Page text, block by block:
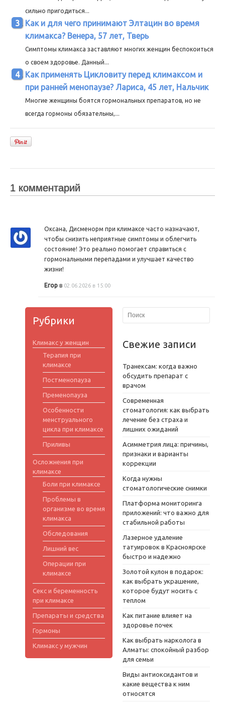
сильно пригодиться...
Как и для чего принимают Элтацин во время
климакса? Венера, 57 лет, Тверь
Симптомы климакса заставляют многих женщин беспокоиться
о своем здоровье. Данный...
Как применять Цикловиту перед климаксом и
при ранней менопаузе? Лариса, 45 лет, Нальчик
Многие женщины боятся гормональных препаратов, но не
всегда гормоны обязательны,...
1 комментарий
Оксана, Дисменорм при климаксе часто назначают,
чтобы снизить неприятные симптомы и облегчить
состояние! Это реально помогает справиться с
гормональными перепадами и улучшает качество
жизни!
Егор в 02.06.2026 в 15:00
Рубрики
Климакс у женщин
Терапия при
климаксе
Постменопауза
Пременопауза
Особенности
менструального
цикла при климаксе
Приливы
Осложнения при
климаксе
Боли при климаксе
Проблемы в
организме во время
климакса
Обследования
Лишний вес
Операции при
климаксе
Секс и беременность
при климаксе
Препараты и средства
Гормоны
Климакс у мужчин
Свежие записи
Транексам: когда важно
обсудить препарат с
врачом
Современная
стоматология: как выбрать
лечение без страха и
лишних ожиданий
Асимметрия лица: причины,
признаки и варианты
коррекции
Когда нужны
стоматологические снимки
Платформа мониторинга
приложений: что важно для
стабильной работы
Лазерное удаление
татуировок в Красноярске
быстро и надежно
Золотой кулон в подарок:
как выбрать украшение,
которое будут носить с
теплом
Как питание влияет на
здоровье почек
Как выбрать нарколога в
Алматы: спокойный разбор
для семьи
Виды антиоксидантов и
какие вещества к ним
относятся